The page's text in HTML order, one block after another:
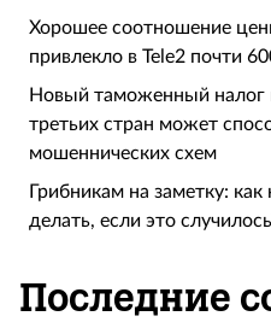
Хорошее соотношение
привлекло в Tele2 почти
Новый таможенный налог
третьих стран может
мошеннических схем
Грибникам на заметку: как
делать, если это
Последние